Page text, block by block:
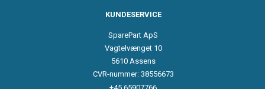
KUNDESERVICE
SparePart ApS
Vagtelvænget 10
5610 Assens
CVR-nummer: 38556673